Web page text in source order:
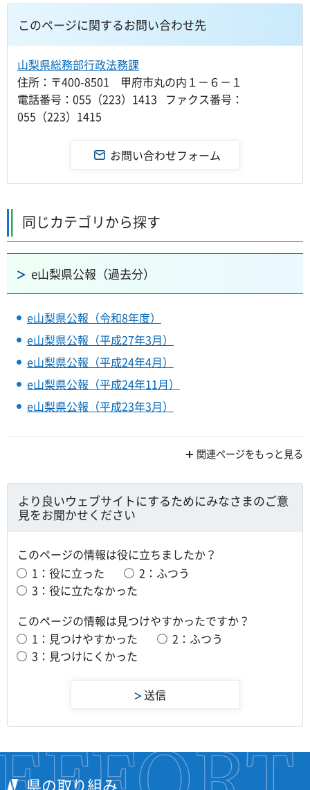
このページに関するお問い合わせ先
山梨県総務部行政法務課
住所：〒400-8501 甲府市丸の内１－６－１
電話番号：055（223）1413 ファクス番号：
055（223）1415
同じカテゴリから探す
e山梨県公報（過去分）
e山梨県公報（令和8年度）
e山梨県公報（平成27年3月）
e山梨県公報（平成24年4月）
e山梨県公報（平成24年11月）
e山梨県公報（平成23年3月）
関連ページをもっと見る
より良いウェブサイトにするためにみなさまのご意
見をお聞かせください
このページの情報は役に立ちましたか？
1：役に立った
2：ふつう
3：役に立たなかった
このページの情報は見つけやすかったですか？
1：見つけやすかった
2：ふつう
3：見つけにくかった
県の取り組み